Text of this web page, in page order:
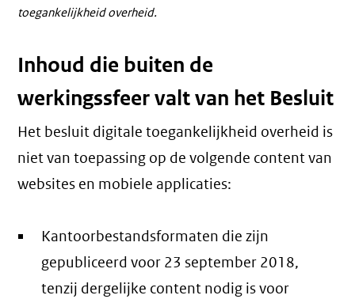
link)
toegankelijkheid overheid.
Inhoud die buiten de
werkingssfeer valt van het Besluit
Het besluit digitale toegankelijkheid overheid is
niet van toepassing op de volgende content van
websites en mobiele applicaties:
Kantoorbestandsformaten die zijn
gepubliceerd voor 23 september 2018,
tenzij dergelijke content nodig is voor